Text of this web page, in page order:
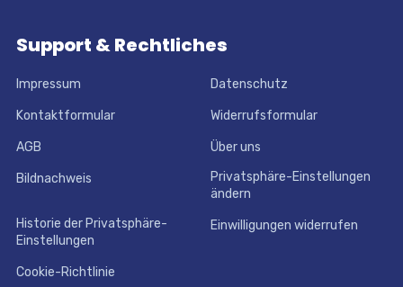
Support & Rechtliches
Impressum Datenschutz
Kontaktformular Widerrufsformular
AGB Über uns
Bildnachweis
Privatsphäre-Einstellungen
ändern
Historie der Privatsphäre-
Einstellungen
Einwilligungen widerrufen
Cookie-Richtlinie